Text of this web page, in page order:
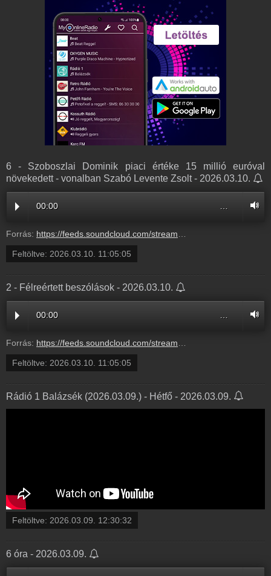
6 - Szoboszlai Dominik piaci értéke 15 millió euróval
növekedett - vonalban Szabó Levente Zsolt - 2026.03.10.
00:00
Forrás: https://feeds.soundcloud.com/stream/2280866831-balazsek-6-szoboszlai-dominik-piaci-erteke-15-millio-euroval-novekedett-vonalban-szabo-levente-zsolt-6.mp3
Feltöltve: 2026.03.10. 11:05:05
2 - Félreértett beszólások - 2026.03.10.
00:00
Forrás: https://feeds.soundcloud.com/stream/2280866828-balazsek-2-felreertett-beszolasok-2.mp3
Feltöltve: 2026.03.10. 11:05:05
Rádió 1 Balázsék (2026.03.09.) - Hétfő - 2026.03.09.
Feltöltve: 2026.03.09. 12:30:32
6 óra - 2026.03.09.